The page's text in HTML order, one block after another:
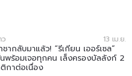
ว 13 เม.ย.
ชากลับมาแล้ว! “รีเกียน เออร์เซล”
พร้อมเจอทุกคน เล็งครองบัลลังก์ 2
กาต่อเนื่อง
ลือกที่นั่งที่ดีที่สุดในสนาม